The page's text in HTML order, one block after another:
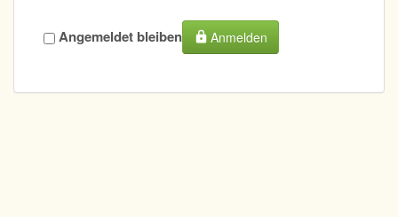
Angemeldet bleiben Anmelden